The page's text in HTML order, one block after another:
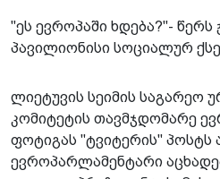
"ეს ევროპაში ხდება?"- წერს
პავილიონისი სოციალურ
ლიეტუვის სეიმის საგარეო
კომიტეტის თავმჯდომარე
ფოტიგას "ტვიტერის" პოსტს
ევროპარლამენტარი